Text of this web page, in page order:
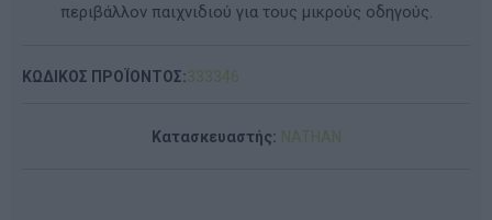
περιβάλλον παιχνιδιού για τους μικρούς οδηγούς.
ΚΩΔΙΚΟΣ ΠΡΟΪΟΝΤΟΣ:333346
Κατασκευαστής: NATHAN